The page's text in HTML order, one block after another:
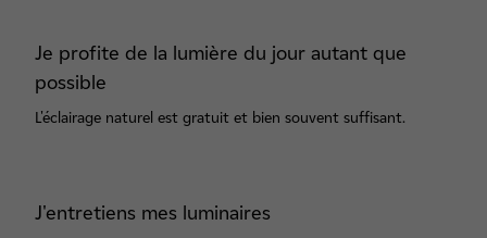
Je profite de la lumière du jour autant que
possible
L'éclairage naturel est gratuit et bien souvent suffisant.
J'entretiens mes luminaires